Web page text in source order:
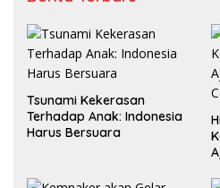
Tsunami Kekerasan
Terhadap Anak: Indonesia
Harus Bersuara